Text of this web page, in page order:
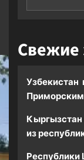
Свежие
Узбекистан
Кыргызстан
из